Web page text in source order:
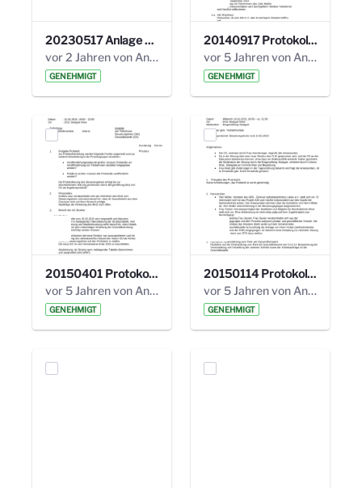
20230517 Anlage 1_35. Steuerungskreis.pdf
vor 2 Jahren von Anni Schlumberger
GENEHMIGT
20140917 Protokoll 8. Steuerungskreis.pdf
vor 5 Jahren von Anni Schlumberger
GENEHMIGT
20150401 Protokoll 12. Steuerungskreis.pdf
vor 5 Jahren von Anni Schlumberger
GENEHMIGT
20150114 Protokoll 10. Steuerungkreis.pdf
vor 5 Jahren von Anni Schlumberger
GENEHMIGT